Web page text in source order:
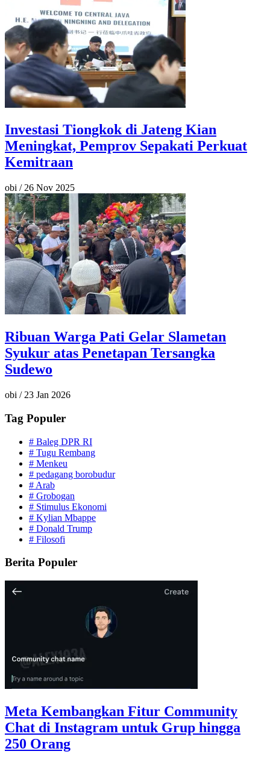
Investasi Tiongkok di Jateng Kian
Meningkat, Pemprov Sepakati Perkuat
Kemitraan
obi / 26 Nov 2025
Ribuan Warga Pati Gelar Slametan
Syukur atas Penetapan Tersangka
Sudewo
obi / 23 Jan 2026
Tag Populer
# Baleg DPR RI
# Tugu Rembang
# Menkeu
# pedagang borobudur
# Arab
# Grobogan
# Stimulus Ekonomi
# Kylian Mbappe
# Donald Trump
# Filosofi
Berita Populer
Meta Kembangkan Fitur Community
Chat di Instagram untuk Grup hingga
250 Orang